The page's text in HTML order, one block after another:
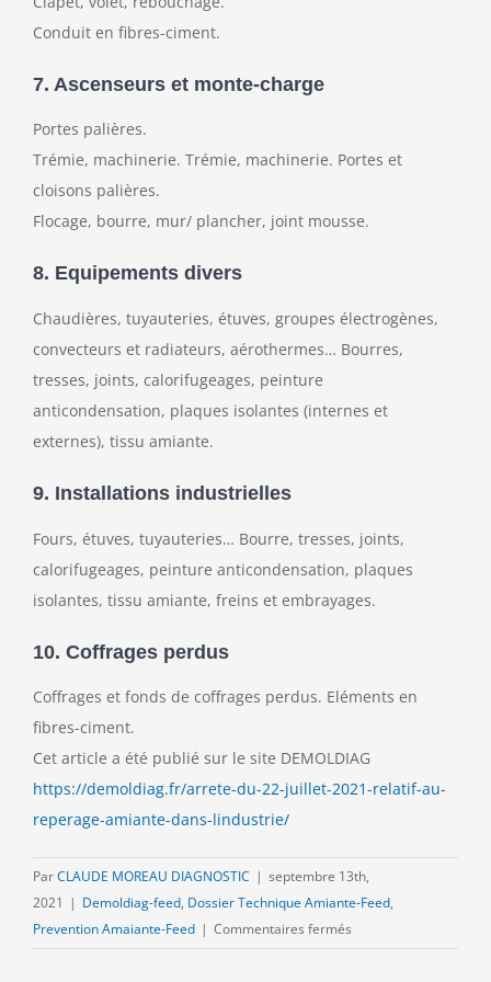
Conduit en fibres-ciment.
7. Ascenseurs et monte-charge
Portes palières.
Trémie, machinerie. Trémie, machinerie. Portes et
cloisons palières.
Flocage, bourre, mur/ plancher, joint mousse.
8. Equipements divers
Chaudières, tuyauteries, étuves, groupes électrogènes,
convecteurs et radiateurs, aérothermes… Bourres,
tresses, joints, calorifugeages, peinture
anticondensation, plaques isolantes (internes et
externes), tissu amiante.
9. Installations industrielles
Fours, étuves, tuyauteries… Bourre, tresses, joints,
calorifugeages, peinture anticondensation, plaques
isolantes, tissu amiante, freins et embrayages.
10. Coffrages perdus
Coffrages et fonds de coffrages perdus. Eléments en
fibres-ciment.
Cet article a été publié sur le site DEMOLDIAG
https://demoldiag.fr/arrete-du-22-juillet-2021-relatif-au-
reperage-amiante-dans-lindustrie/
ParCLAUDE MOREAU DIAGNOSTIC | septembre 13th,
2021 | Demoldiag-feed, Dossier Technique Amiante-Feed,
Prevention Amaiante-Feed | Commentaires fermés